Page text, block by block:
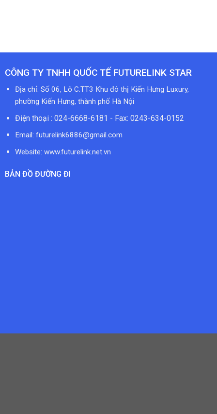
CÔNG TY TNHH QUỐC TẾ FUTURELINK STAR
Địa chỉ: Số 06, Lô C.TT3 Khu đô thị Kiến Hưng Luxury,
phường Kiến Hưng, thành phố Hà Nội
Điện thoại : 024-6668-6181 - Fax: 0243-634-0152
Email: futurelink6886@gmail.com
Website: www.futurelink.net.vn
BẢN ĐỒ ĐƯỜNG ĐI